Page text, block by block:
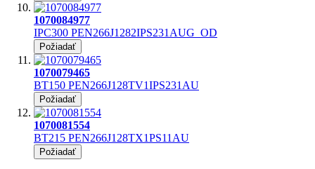
1070084977
IPC300 PEN266J1282IPS231AUG_OD
Požiadať
1070079465
BT150 PEN266J128TV1IPS231AU
Požiadať
1070081554
BT215 PEN266J128TX1PS11AU
Požiadať